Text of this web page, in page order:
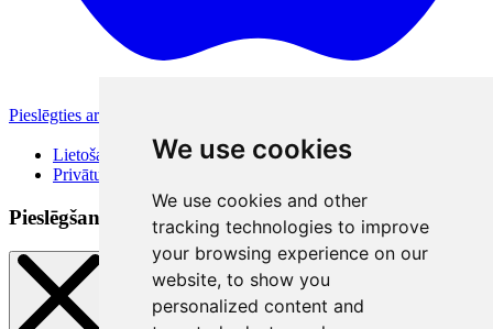
We use cookies
We use cookies and other
tracking technologies to improve
your browsing experience on our
website, to show you
personalized content and
Pieslēgties ar Apple
Lietošanas noteikumi
Privātuma politika
Pieslēgšanās veidi